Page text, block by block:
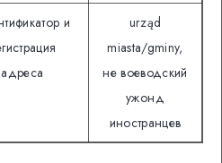
и
адреса
urząd
miasta/gminy,
не воеводский
ужонд
иностранцев